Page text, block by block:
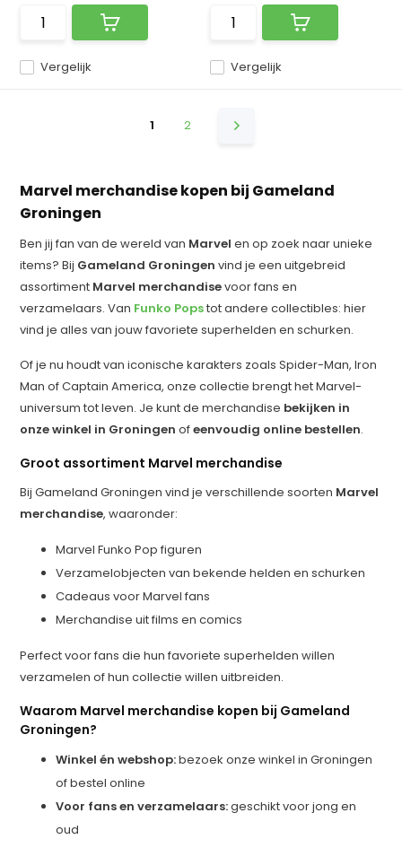
Vergelijk Vergelijk
1 2
Marvel merchandise kopen bij Gameland
Groningen
Ben jij fan van de wereld van Marvel en op zoek naar unieke
items? Bij Gameland Groningen vind je een uitgebreid
assortiment Marvel merchandisevoor fans en
verzamelaars. Van Funko Popstot andere collectibles: hier
vind je alles van jouw favoriete superhelden en schurken.
Of je nu houdt van iconische karakters zoals Spider-Man, Iron
Man of Captain America, onze collectie brengt het Marvel-
universum tot leven. Je kunt de merchandise bekijken in
onze winkel in Groningen ofeenvoudig online bestellen.
Groot assortiment Marvel merchandise
Bij Gameland Groningen vind je verschillende soorten Marvel
merchandise, waaronder:
Marvel Funko Pop figuren
Verzamelobjecten van bekende helden en schurken
Cadeaus voor Marvel fans
Merchandise uit films en comics
Perfect voor fans die hun favoriete superhelden willen
verzamelen of hun collectie willen uitbreiden.
Waarom Marvel merchandise kopen bij Gameland
Groningen?
Winkel én webshop:bezoek onze winkel in Groningen
of bestel online
Voor fans en verzamelaars:geschikt voor jong en
oud